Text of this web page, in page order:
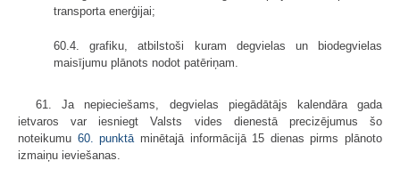
transporta enerģijai;
60.4. grafiku, atbilstoši kuram degvielas un biodegvielas
maisījumu plānots nodot patēriņam.
61. Ja nepieciešams, degvielas piegādātājs kalendāra gada
ietvaros var iesniegt Valsts vides dienestā precizējumus šo
noteikumu 60. punktā minētajā informācijā 15 dienas pirms plānoto
izmaiņu ieviešanas.